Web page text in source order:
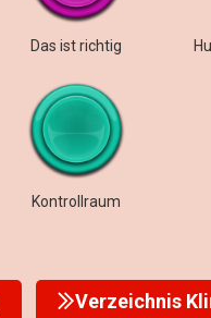
Das ist richtig
Kontrollraum
Verzeichnis